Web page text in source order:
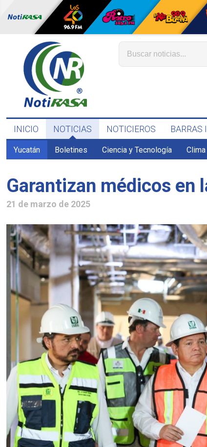
INICIO NOTICIAS NOTICIEROS BARRAS
Yucatán Boletines Ciencia y Tecnología Clima
Garantizan médicos en
21 de marzo de 2025